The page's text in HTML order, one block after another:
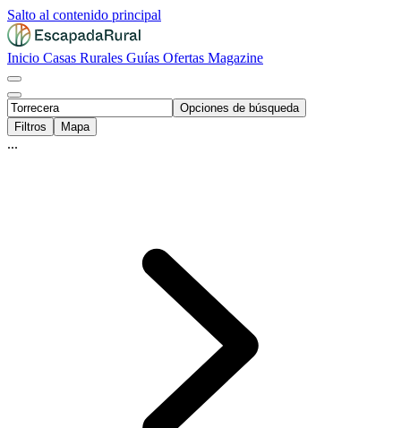
Salto al contenido principal
Inicio Casas Rurales Guías Ofertas Magazine
Opciones de búsqueda
Filtros
Mapa
...